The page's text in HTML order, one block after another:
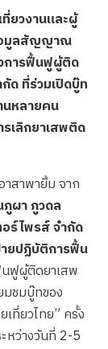
ที่ยวงานและผู้
อมูลสัญญาณ
การฟื้นฟูผู้ติด
ด ที่ร่วมเปิดบู๊ท
นหลายคน
เลิกยาเสพติด
สาพายิ้ม จาก
ผา ภูวดล
ร์ไพรส์ จำกัด
ยปฏิบัติการฟื้น
นฟูผู้ติดยาเสพ
มชมบู๊ทของ
เที่ยวไทย” ครั้ง
หว่างวันที่ 2-5